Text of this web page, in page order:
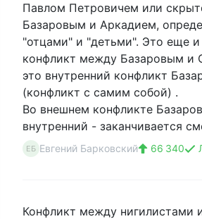
Павлом Петровичем или
Базаровым и Аркадием,
"отцами" и "детьми". Это еще
конфликт между Базаровым и
это внутренний конфликт
(конфликт с самим собой) .
Во внешнем конфликте
внутренний - заканчивается
ЕБ Евгений Барковский 66 340
Конфликт между нигилистами